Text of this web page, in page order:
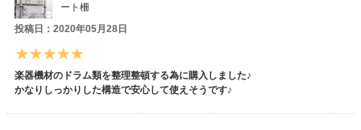
ート柵
投稿日：2020年05月28日
楽器機材のドラム類を整理整頓する為に購入しました♪
かなりしっかりした構造で安心して使えそうです♪